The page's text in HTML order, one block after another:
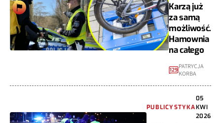
Karzą już
za samą
możliwość.
Hamownia
na całego
129 PATRYCJA
KORBA
PUBLICYSTYKA
05
KWI
2026